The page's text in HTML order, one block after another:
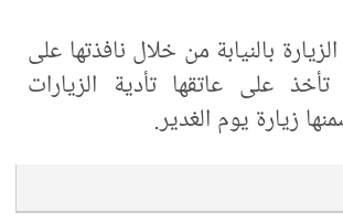
بالنيابة من خلال نافذتها على
على عاتقها تأدية الزيارات
زيارة يوم الغدير.